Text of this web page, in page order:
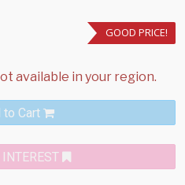
GOOD PRICE!
to Cart